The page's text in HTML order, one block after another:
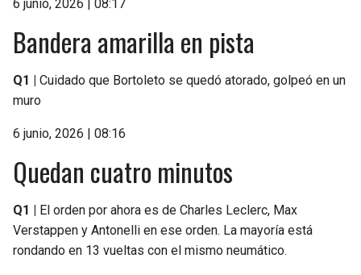
6 junio, 2026 | 08:17
Bandera amarilla en pista
Q1 |
Cuidado que Bortoleto se quedó atorado, golpeó en un
muro
6 junio, 2026 | 08:16
Quedan cuatro minutos
Q1 |
El orden por ahora es de Charles Leclerc, Max
Verstappen y Antonelli en ese orden. La mayoría está
rondando en 13 vueltas con el mismo neumático.